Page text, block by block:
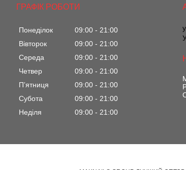
ГРАФІК РОБОТИ
Понеділок 09:00
21:00
Вівторок
09:00
21:00
Середа
09:00
21:00
Четвер
09:00
21:00
Пʼятниця
09:00
21:00
Субота
09:00
21:00
Неділя
09:00 21:00